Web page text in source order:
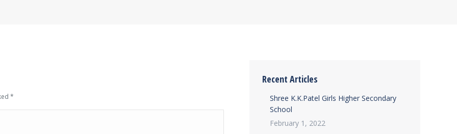
*
Recent Articles
Shree K.K.Patel Girls Higher Secondary
School
February 1, 2022